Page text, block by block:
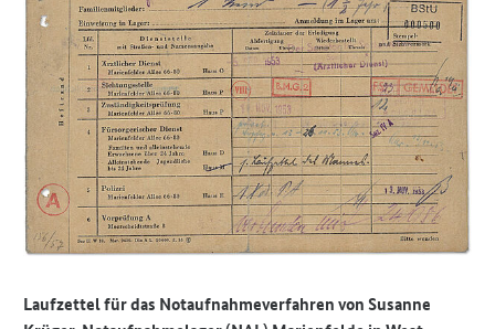
Laufzettel für das Notaufnahmeverfahren von Susanne